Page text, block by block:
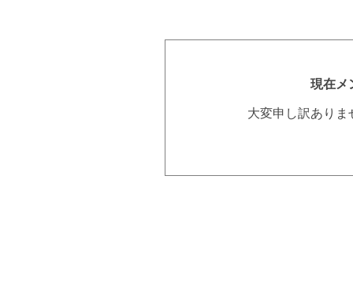
現在メ
大変申し訳あり